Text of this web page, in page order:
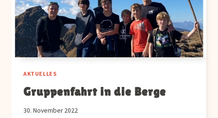
AKTUELLES
Gruppenfahrt in die Berge
30. November 2022